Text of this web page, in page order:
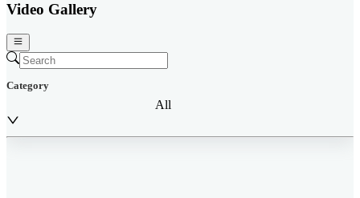
Video Gallery
Category
All